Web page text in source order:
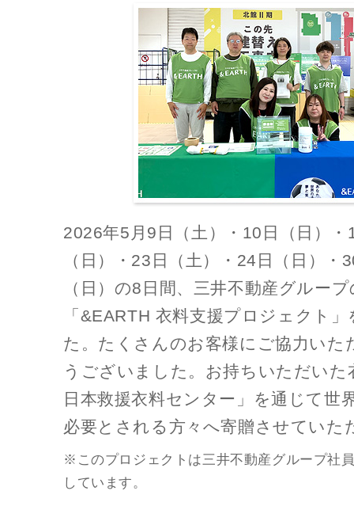
2026年5月9日（土）・10日（日）
（日）・23日（土）・24日（日）・
（日）の8日間、三井不動産グルー
「&EARTH 衣料支援プロジェクト
た。たくさんのお客様にご協力いた
うございました。お持ちいただいた
日本救援衣料センター」を通じて世
必要とされる方々へ寄贈させていた
※このプロジェクトは三井不動産グループ社
しています。